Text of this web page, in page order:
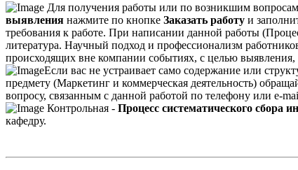
Для получения работы или по возникшим
выявления нажмите по кнопке Заказать работу и
требования к работе. При написании данной работы
литература. Научный подход и профессионализм
происходящих вне компании событиях, с целью
Если вас не устраивает само содержание или
предмету (Маркетинг и коммерческая деятельность)
вопросу, связанным с данной работой по телефону или e-
Контрольная - Процесс систематического
кафедру.